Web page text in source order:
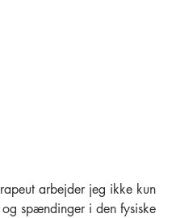
arbejder jeg ikke kun
og spændinger i den fysiske